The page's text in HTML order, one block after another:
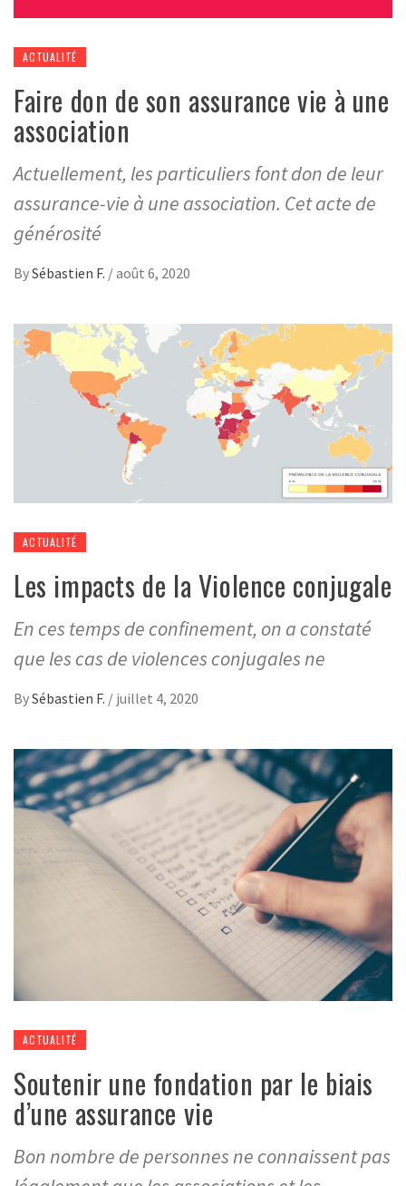
ACTUALITÉ
Faire don de son assurance vie à une
association
Actuellement, les particuliers font don de leur
assurance-vie à une association. Cet acte de
générosité
BySébastien F. /août 6, 2020
ACTUALITÉ
Les impacts de la Violence conjugale
En ces temps de confinement, on a constaté
que les cas de violences conjugales ne
BySébastien F. / juillet 4, 2020
ACTUALITÉ
Soutenir une fondation par le biais
d’une assurance vie
Bon nombre de personnes ne connaissent pas